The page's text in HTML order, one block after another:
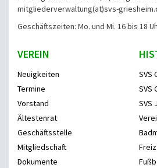
mitgliederverwaltung(at)svs-
Geschäftszeiten: Mo. und Mi. 16 bis 18
VEREIN
Neuigkeiten
Termine
Vorstand
Ältestenrat
Geschäftsstelle
Mitgliedschaft
Dokumente
SVS
SVS
SVS